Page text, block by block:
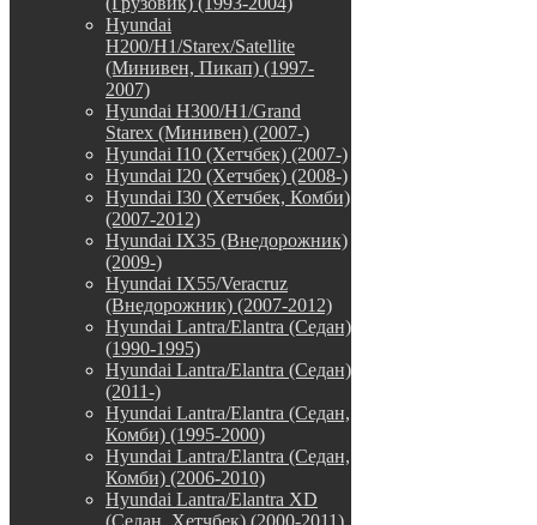
Hyundai
H200/H1/Starex/Satellite
(Минивен, Пикап) (1997-
2007)
Hyundai H300/H1/Grand
Starex (Минивен) (2007-)
Hyundai I10 (Хетчбек) (2007-)
Hyundai I20 (Хетчбек) (2008-)
Hyundai I30 (Хетчбек, Комби)
(2007-2012)
Hyundai IX35 (Внедорожник)
(2009-)
Hyundai IX55/Veracruz
(Внедорожник) (2007-2012)
Hyundai Lantra/Elantra (Седан)
(1990-1995)
Hyundai Lantra/Elantra (Седан)
(2011-)
Hyundai Lantra/Elantra (Седан,
Комби) (1995-2000)
Hyundai Lantra/Elantra (Седан,
Комби) (2006-2010)
Hyundai Lantra/Elantra XD
(Седан, Хетчбек) (2000-2011)